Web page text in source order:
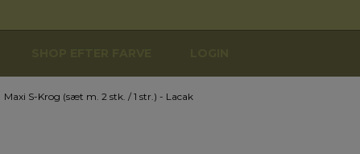
Maxi S-Krog (sæt m. 2 stk. / 1 str.) - Lacak